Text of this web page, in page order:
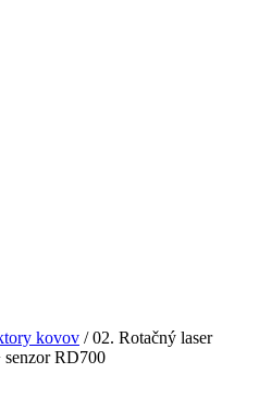
kovov / 02. Rotačný laser
RD700